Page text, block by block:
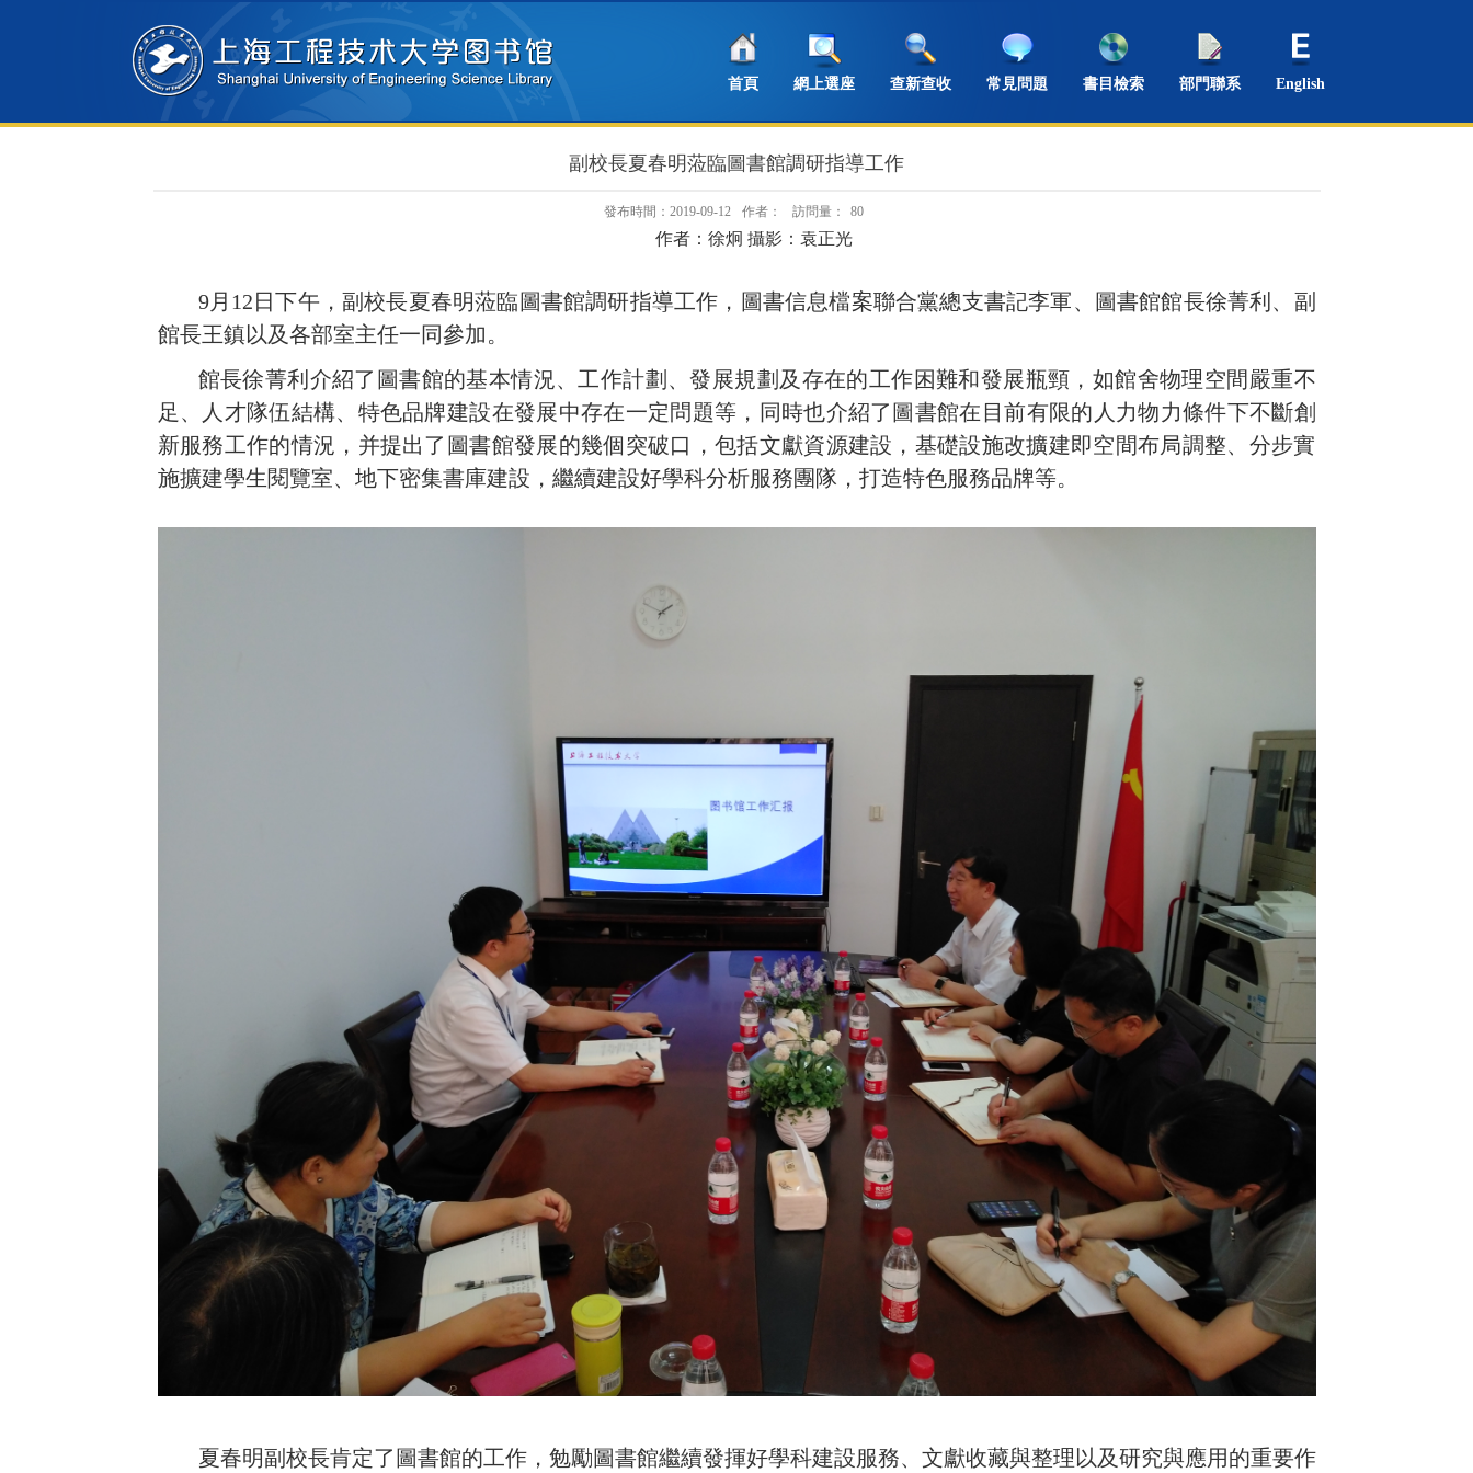
首頁 網上選座 查新查收 常見問題 書目檢索 部門聯系 English
副校長夏春明蒞臨圖書館調研指導工作
發布時間：2019-09-12 作者： 訪問量： 80
作者：徐炯 攝影：袁正光
9月 12 日下午，副校長夏春明蒞臨圖書館調研指導工作，圖書信息檔案聯合黨總支書記李軍、圖書館館長徐菁利、副
館長王鎮以及各部室主任一同參加。
館長徐菁利介紹了圖書館的基本情況、工作計劃、發展規劃及存在的工作困難和發展瓶頸，如館舍物理空間嚴重不
足、人才隊伍結構、特色品牌建設在發展中存在一定問題等，同時也介紹了圖書館在目前有限的人力物力條件下不斷創
新服務工作的情況，并提出了圖書館發展的幾個突破口，包括文獻資源建設，基礎設施改擴建即空間布局調整、分步實
施擴建學生閱覽室、地下密集書庫建設，繼續建設好學科分析服務團隊，打造特色服務品牌等。
夏春明副校長肯定了圖書館的工作，勉勵圖書館繼續發揮好學科建設服務、文獻收藏與整理以及研究與應用的重要作